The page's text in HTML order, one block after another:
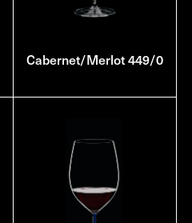
Cabernet/Merlot 449/0